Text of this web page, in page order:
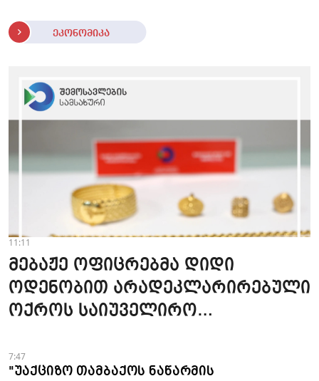
ეკონომიკა
11:11
მებაჟე ოფიცრებმა დიდი
ოდენობით არადეკლარირებული
ოქროს საიუველირო
ფაქტები აღკვეთეს
7:47
"უაქციზო თამბაქოს ნაწარმის